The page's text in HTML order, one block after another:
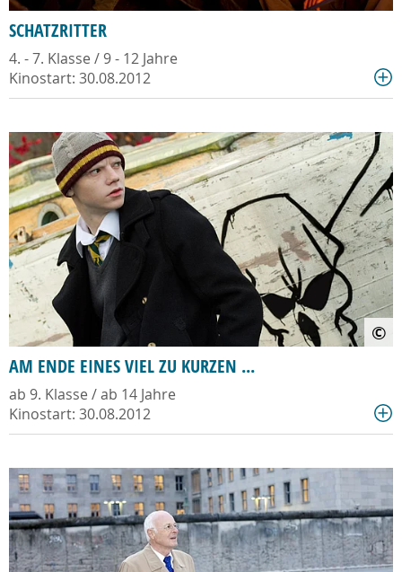
SCHATZRITTER
4. - 7. Klasse / 9 - 12 Jahre
Kinostart: 30.08.2012
©
AM ENDE EINES VIEL ZU KURZEN ...
ab 9. Klasse / ab 14 Jahre
Kinostart: 30.08.2012